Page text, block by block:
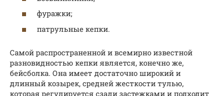
фуражки;
патрульные кепки.
Самой распространенной и всемирно известной
разновидностью кепки является, конечно же,
бейсболка. Она имеет достаточно широкий и
длинный козырек, средней жесткости тулью,
которая регулируется сзади застежками и подходит